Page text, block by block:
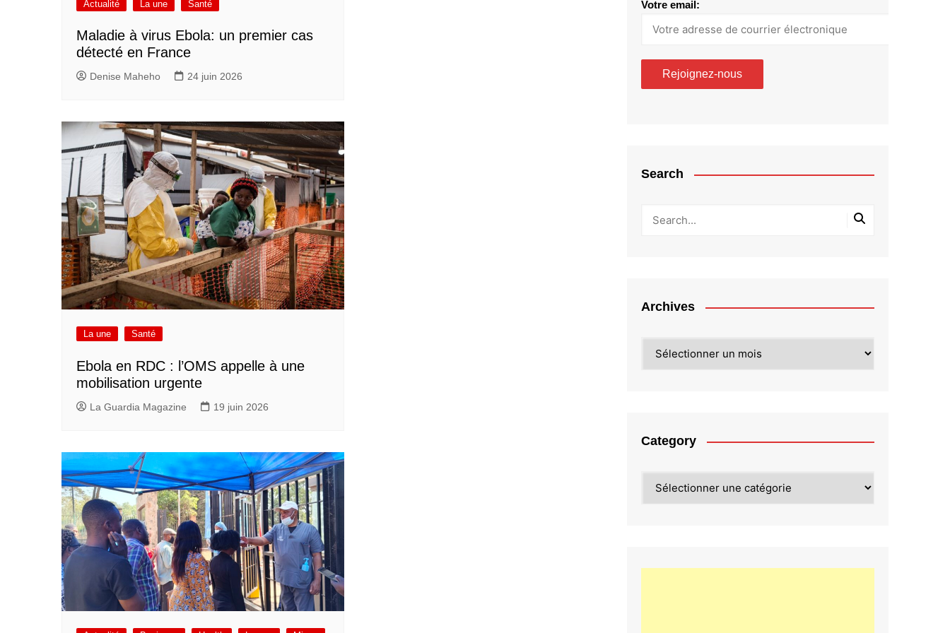
Actualité La une Santé
Maladie à virus Ebola: un premier cas
détecté en France
Denise Maheho 24 juin 2026
La une Santé
Ebola en RDC : l’OMS appelle à une
mobilisation urgente
La Guardia Magazine 19 juin 2026
Votre email:
Search
Archives
Category